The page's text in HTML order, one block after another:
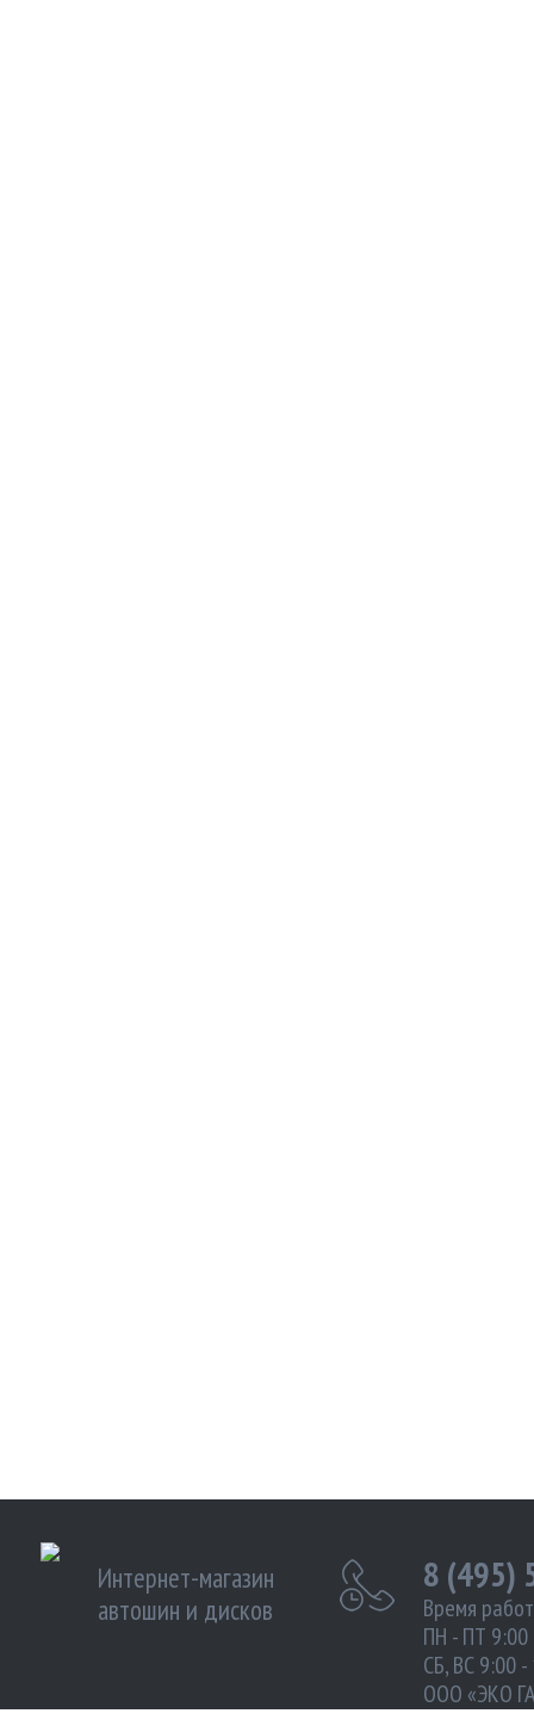
Интернет-магазин
автошин и дисков
8 (495)
Время
ПН - ПТ 9:00
СБ, ВС 9:00
ООО «ЭКО